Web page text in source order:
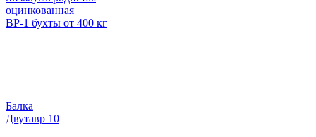
оцинкованная
ВР-1 бухты от 400 кг
Балка
Двутавр 10